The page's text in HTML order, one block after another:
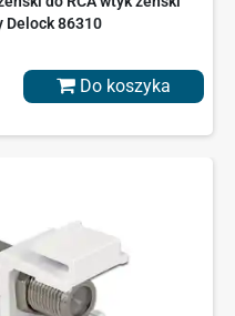
Delock 86310
Do koszyka